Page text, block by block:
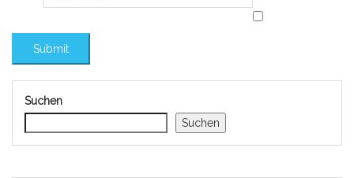
Suchen
Suchen